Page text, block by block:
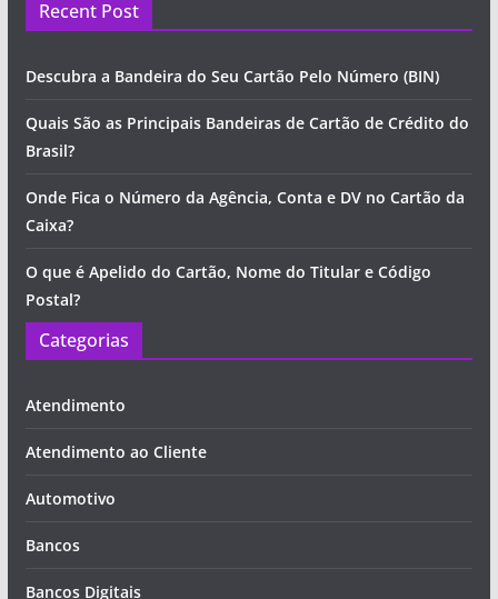
Recent Post
Descubra a Bandeira do Seu Cartão Pelo Número (BIN)
Quais São as Principais Bandeiras de Cartão de Crédito do
Brasil?
Onde Fica o Número da Agência, Conta e DV no Cartão da
Caixa?
O que é Apelido do Cartão, Nome do Titular e Código
Postal?
Categorias
Atendimento
Atendimento ao Cliente
Automotivo
Bancos
Bancos Digitais